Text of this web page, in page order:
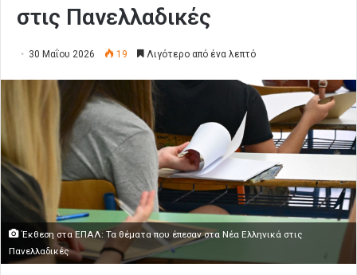
στις Πανελλαδικές
30 Μαΐου 2026 19 Λιγότερο από ένα λεπτό
Έκθεση στα ΕΠΑΛ: Τα θέματα που έπεσαν στα Νέα Ελληνικά στις
Πανελλαδικές